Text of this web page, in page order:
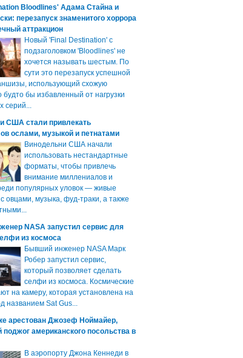
Bloodlines' Адама Стайна и
перезапуск знаменитого хоррора
аттракцион
Новый 'Final Destination' с
подзаголовком 'Bloodlines' не
хочется называть шестым. По
сути это перезапуск успешной
использующий схожую
бы избавленный от нагрузки
серий...
США стали привлекать
ослами, музыкой и петнатами
Винодельни США начали
использовать нестандартные
форматы, чтобы привлечь
внимание миллениалов и
популярных уловок — живые
овцами, музыка, фуд-траки, а также
NASA запустил сервис для
из космоса
Бывший инженер NASA Марк
Робер запустил сервис,
который позволяет сделать
селфи из космоса. Космические
на камеру, которая установлена на
названием Sat Gus...
арестован Джозеф Ноймайер,
поджог американского посольства в
В аэропорту Джона Кеннеди в